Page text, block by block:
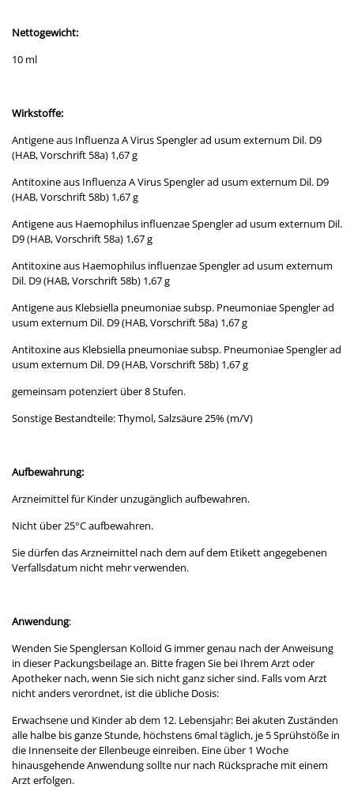
Nettogewicht:
10 ml
Wirkstoffe:
Antigene aus Influenza A Virus Spengler ad usum externum Dil. D9
(HAB, Vorschrift 58a) 1,67 g
Antitoxine aus Influenza A Virus Spengler ad usum externum Dil. D9
(HAB, Vorschrift 58b) 1,67 g
Antigene aus Haemophilus influenzae Spengler ad usum externum Dil.
D9 (HAB, Vorschrift 58a) 1,67 g
Antitoxine aus Haemophilus influenzae Spengler ad usum externum
Dil. D9 (HAB, Vorschrift 58b) 1,67 g
Antigene aus Klebsiella pneumoniae subsp. Pneumoniae Spengler ad
usum externum Dil. D9 (HAB, Vorschrift 58a) 1,67 g
Antitoxine aus Klebsiella pneumoniae subsp. Pneumoniae Spengler ad
usum externum Dil. D9 (HAB, Vorschrift 58b) 1,67 g
gemeinsam potenziert über 8 Stufen.
Sonstige Bestandteile: Thymol, Salzsäure 25% (m/V)
Aufbewahrung:
Arzneimittel für Kinder unzugänglich aufbewahren.
Nicht über 25°C aufbewahren.
Sie dürfen das Arzneimittel nach dem auf dem Etikett angegebenen
Verfallsdatum nicht mehr verwenden.
Anwendung:
Wenden Sie Spenglersan Kolloid G immer genau nach der Anweisung
in dieser Packungsbeilage an. Bitte fragen Sie bei Ihrem Arzt oder
Apotheker nach, wenn Sie sich nicht ganz sicher sind. Falls vom Arzt
nicht anders verordnet, ist die übliche Dosis:
Erwachsene und Kinder ab dem 12. Lebensjahr: Bei akuten Zuständen
alle halbe bis ganze Stunde, höchstens 6mal täglich, je 5 Sprühstöße in
die Innenseite der Ellenbeuge einreiben. Eine über 1 Woche
hinausgehende Anwendung sollte nur nach Rücksprache mit einem
Arzt erfolgen.